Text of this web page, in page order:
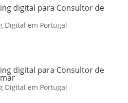
digital para Consultor de
Digital em Portugal
digital para Consultor de
Digital em Portugal